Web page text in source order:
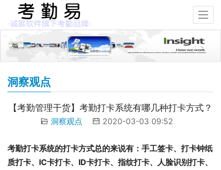
洞察观点
【考勤管理干货】考勤打卡系统有哪几种打卡方式？
洞察观点 2020-03-03 09:52
考勤打卡系统的打卡方式总的来说有：手工签卡、打卡钟纸
质打卡、IC卡打卡、ID卡打卡、指纹打卡、人脸识别打卡、